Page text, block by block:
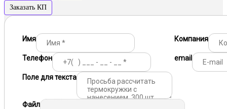
Заказать КП
Имя Компания
Телефон email
Поле для текста
Файл